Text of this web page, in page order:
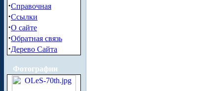
·Справочная
·Ссылки
·О сайте
·Обратная связь
·Дерево Сайта
Фотографии